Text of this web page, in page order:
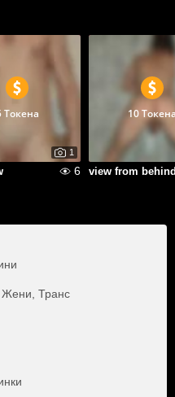
Токена
1
6
10
view from
Транс